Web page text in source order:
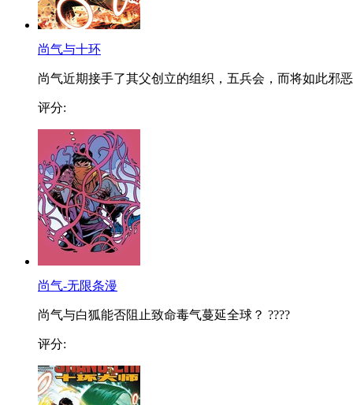
尚气与十环
尚气近期接手了其父创立的组织，五兵会，而将如此邪
评分:
尚气-无限条漫
尚气与白狐能否阻止致命毒气蔓延全球？ ????
评分: